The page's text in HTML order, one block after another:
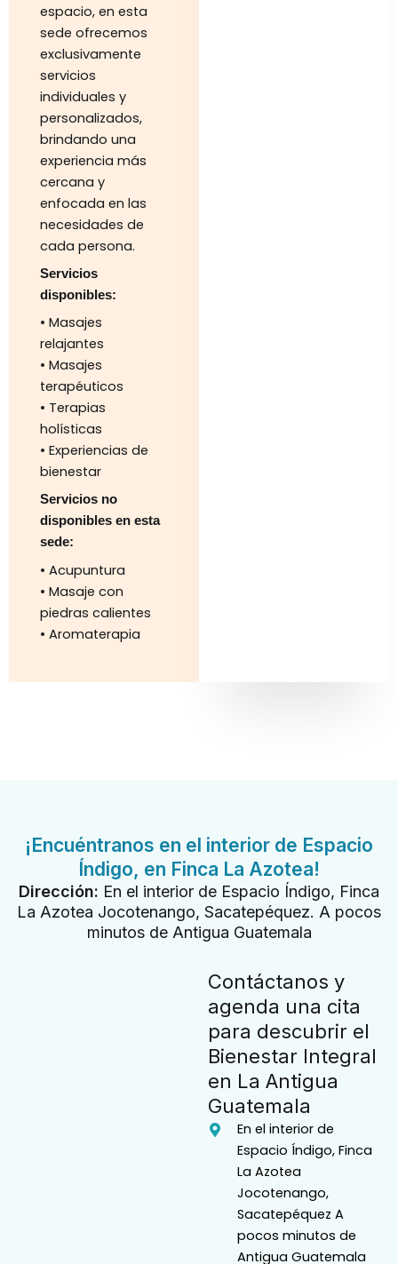
espacio, en esta
sede ofrecemos
exclusivamente
servicios
individuales y
personalizados,
brindando una
experiencia más
cercana y
enfocada en las
necesidades de
cada persona.
Servicios
disponibles:
• Masajes
relajantes
• Masajes
terapéuticos
• Terapias
holísticas
• Experiencias de
bienestar
Servicios no
disponibles en esta
sede:
• Acupuntura
• Masaje con
piedras calientes
• Aromaterapia
¡Encuéntranos en el interior de Espacio
Índigo, en Finca La Azotea!
Dirección: En el interior de Espacio Índigo, Finca
La Azotea Jocotenango, Sacatepéquez. A pocos
minutos de Antigua Guatemala
Contáctanos y
agenda una cita
para descubrir el
Bienestar Integral
en La Antigua
Guatemala
En el interior de
Espacio Índigo, Finca
La Azotea
Jocotenango,
Sacatepéquez A
pocos minutos de
Antigua Guatemala